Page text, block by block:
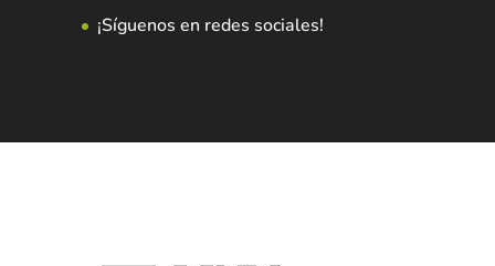
¡Síguenos en redes sociales!